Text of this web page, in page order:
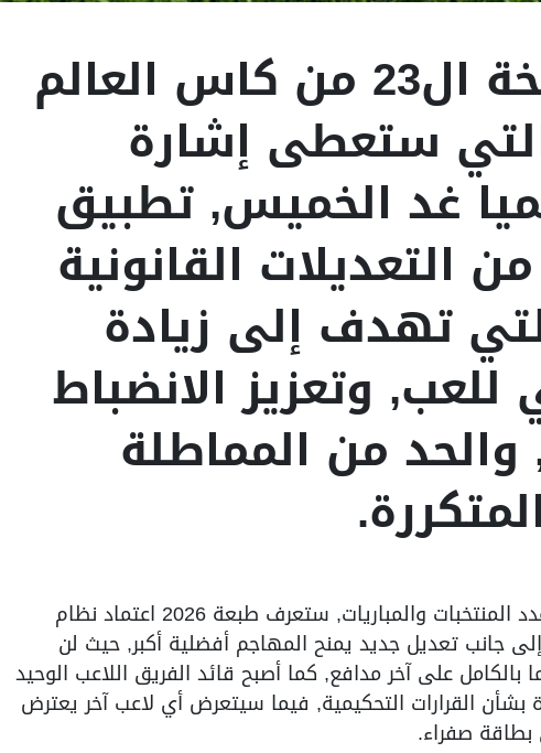
ستعرف النسخة ال23 من كاس العالم
ستعطى إشارة
غد الخميس, تطبيق
التعديلات القانونية
تهدف إلى زيادة
وتعزيز الانضباط
من المماطلة
ففي نسخة استثنائية من حيث عدد المنتخبات والمباريات, ستعرف طبعة 2026 اعتماد نظام
جانب تعديل جديد يمنح المهاجم أفضلية أكبر, حيث لن
بالكامل على آخر مدافع, كما أصبح قائد الفريق اللاعب الوحيد
بشأن القرارات التحكيمية, فيما سيتعرض أي لاعب آخر يعترض
صفراء.